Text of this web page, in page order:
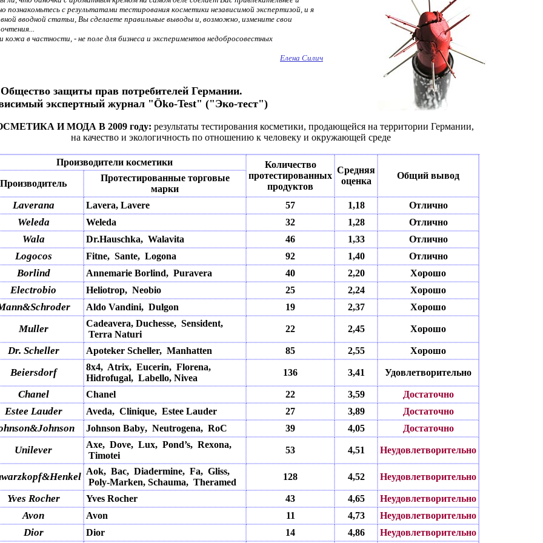
познакомьтесь с результатами тестирования косметики независимой экспертизой, и я
вводной статьи, Вы сделаете правильные выводы и, возможно, измените свои
кожа в частности, - не поле для бизнеса и экспериментов недобросовестных
Елена Силич
Общество защиты прав потребителей Германии.
экспертный журнал "Öko-Test" ("Эко-тест")
И МОДА В 2009 году: результаты тестирования косметики, продающейся на территории Германии,
на качество и экологичность по отношению к человеку и окружающей среде
Производители косметики
Количество
протестированных
продуктов
Средняя
оценка
Общий вывод
Производитель
Протестированные торговые
марки
Laverana Lavera, Lavere 57 1,18 Отлично
Weleda Weleda 32 1,28 Отлично
Wala Dr.Hauschka, Walavita 46 1,33 Отлично
Logocos Fitne, Sante, Logona 92 1,40 Отлично
Borlind Annemarie Borlind, Puravera 40 2,20 Хорошо
Electrobio Heliotrop, Neobio 25 2,24 Хорошо
Aldo Vandini, Dulgon 19 2,37 Хорошо
Muller Cadeavera, Duchesse, Sensident,
Terra Naturi
22 2,45 Хорошо
Dr. Scheller Apoteker Scheller, Manhatten 85 2,55 Хорошо
Beiersdorf
8x4, Atrix, Eucerin, Florena,
Hidrofugal, Labello, Nivea
136 3,41 Удовлетворительно
Chanel Chanel 22 3,59 Достаточно
Estee Lauder Aveda, Clinique, Estee Lauder 27 3,89 Достаточно
Johnson Baby, Neutrogena, RoC 39 4,05 Достаточно
Unilever Axe, Dove, Lux, Pond’s, Rexona,
Timotei
53 4,51 Неудовлетворительно
Aok, Bac, Diadermine, Fa, Gliss,
Poly-Marken, Schauma, Theramed
128 4,52 Неудовлетворительно
Yves Rocher Yves Rocher 43 4,65 Неудовлетворительно
Avon Avon 11 4,73 Неудовлетворительно
Dior Dior 14 4,86 Неудовлетворительно